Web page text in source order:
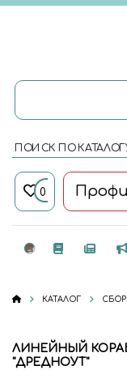
ПОИСК ПО
0
КАТАЛОГ
ЛИНЕЙНЫЙ
"ДРЕДНОУТ"